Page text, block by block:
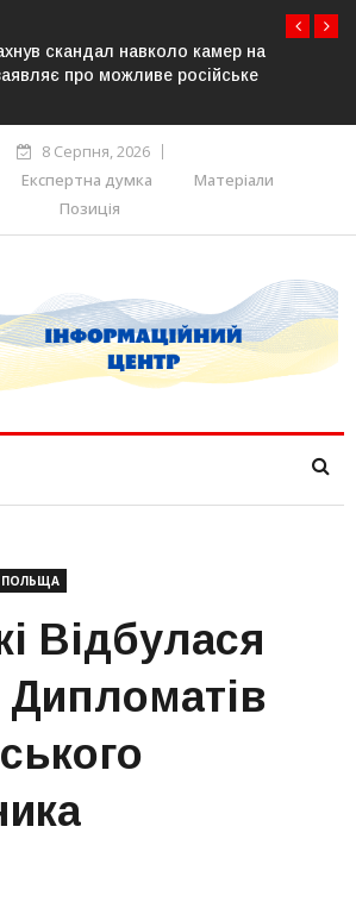
готують план дій на випадок
газу до Придністров’я
8 Серпня, 2026
Експертна думка
Матеріали
Позиція
ПОЛЬЩА
Відбулася
Дипломатів